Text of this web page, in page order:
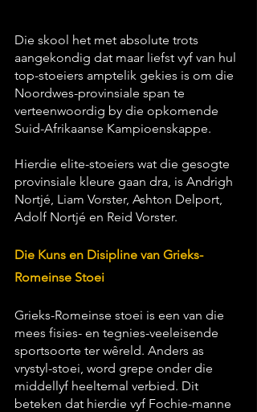
Die skool het met absolute trots
aangekondig dat maar liefst vyf van hul
top-stoeiers amptelik gekies is om die
Noordwes-provinsiale span te
verteenwoordig by die opkomende
Suid-Afrikaanse Kampioenskappe.
Hierdie elite-stoeiers wat die gesogte
provinsiale kleure gaan dra, is Andrigh
Nortjé, Liam Vorster, Ashton Delport,
Adolf Nortjé en Reid Vorster.
Die Kuns en Disipline van Grieks-
Romeinse Stoei
Grieks-Romeinse stoei is een van die
mees fisies- en tegnies-veeleisende
sportsoorte ter wêreld. Anders as
vrystyl-stoei, word grepe onder die
middellyf heeltemal verbied. Dit
beteken dat hierdie vyf Fochie-manne